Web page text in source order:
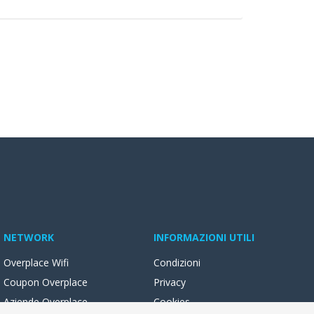
NETWORK
Overplace Wifi
Coupon Overplace
Aziende Overplace
INFORMAZIONI UTILI
Condizioni
Privacy
Cookies